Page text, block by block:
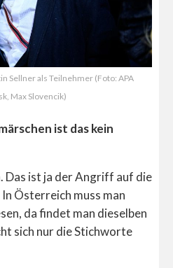
Sellner als Teilnehmer (Foto: APA
Max Slovencik)
ist das kein
Das ist ja der Angriff auf die
Österreich muss man
da findet man dieselben
sich nur die Stichworte